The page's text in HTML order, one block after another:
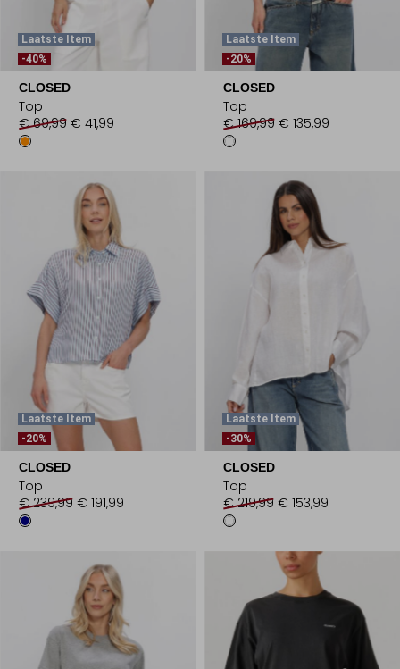
Laatste Item
-40%
CLOSED
Top
€ 69,99 € 41,99
Laatste Item
-20%
CLOSED
Top
€ 169,99 € 135,99
Laatste Item
-20%
CLOSED
Top
€ 239,99 € 191,99
Laatste Item
-30%
CLOSED
Top
€ 219,99 € 153,99